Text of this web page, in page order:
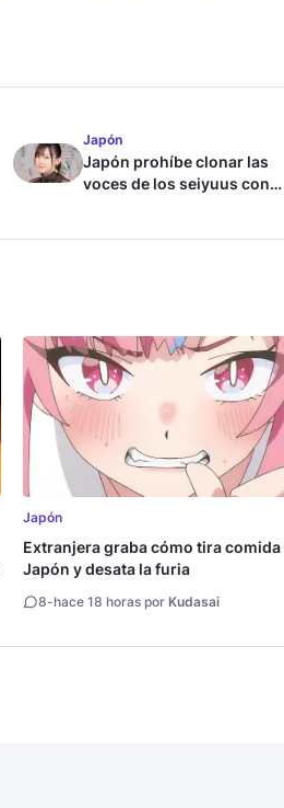
Japón
Japón prohíbe clonar las
voces de los seiyuus con
Japón
Extranjera graba cómo tira comida
Japón y desata la furia
8-hace 18 horas por Kudasai